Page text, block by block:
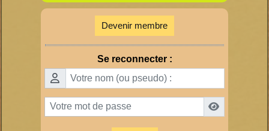
Devenir membre
Se reconnecter :